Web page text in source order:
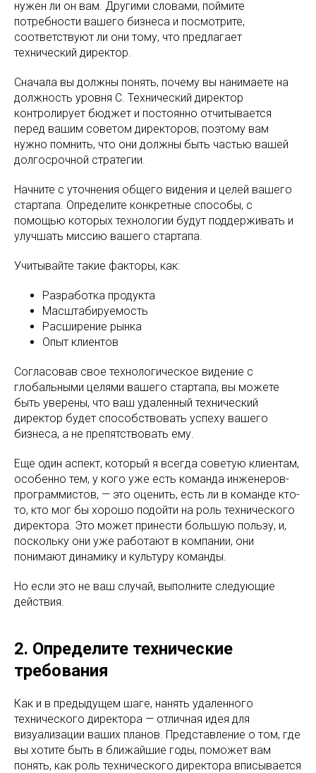
нужен ли он вам. Другими словами, поймите
потребности вашего бизнеса и посмотрите,
соответствуют ли они тому, что предлагает
технический директор.
Сначала вы должны понять, почему вы нанимаете на
должность уровня C. Технический директор
контролирует бюджет и постоянно отчитывается
перед вашим советом директоров; поэтому вам
нужно помнить, что они должны быть частью вашей
долгосрочной стратегии.
Начните с уточнения общего видения и целей вашего
стартапа. Определите конкретные способы, с
помощью которых технологии будут поддерживать и
улучшать миссию вашего стартапа.
Учитывайте такие факторы, как:
Разработка продукта
Масштабируемость
Расширение рынка
Опыт клиентов
Согласовав свое технологическое видение с
глобальными целями вашего стартапа, вы можете
быть уверены, что ваш удаленный технический
директор будет способствовать успеху вашего
бизнеса, а не препятствовать ему.
Еще один аспект, который я всегда советую клиентам,
особенно тем, у кого уже есть команда инженеров-
программистов, — это оценить, есть ли в команде кто-
то, кто мог бы хорошо подойти на роль технического
директора. Это может принести большую пользу, и,
поскольку они уже работают в компании, они
понимают динамику и культуру команды.
Но если это не ваш случай, выполните следующие
действия.
2. Определите технические
требования
Как и в предыдущем шаге, нанять удаленного
технического директора — отличная идея для
визуализации ваших планов. Представление о том, где
вы хотите быть в ближайшие годы, поможет вам
понять, как роль технического директора вписывается